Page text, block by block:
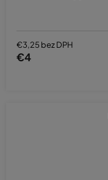
€3,25 bez DPH
€4